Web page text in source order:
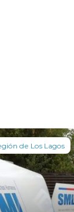
de Los Lagos